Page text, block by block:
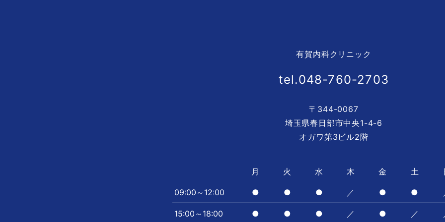
有賀内科クリニック
tel.048-760-2703
〒344-0067
埼玉県春日部市中央1-4-6
オガワ第3ビル2階
月 火 水 木 金 土
09:00～12:00 ● ● ● ／ ● ●
15:00～18:00 ● ● ● ／ ● ／